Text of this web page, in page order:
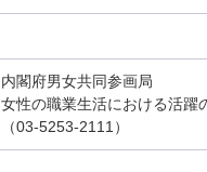
内閣府男女共同参画局
女性の職業生活における活躍
（03-5253-2111）